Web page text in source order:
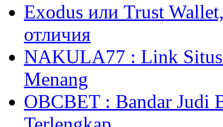
Exodus или Trust
отличия
NAKULA77 : Link Situs
Menang
OBCBET : Bandar Judi